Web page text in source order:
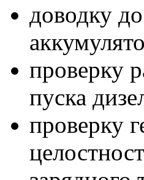
доводку
проверку
пуска
проверку